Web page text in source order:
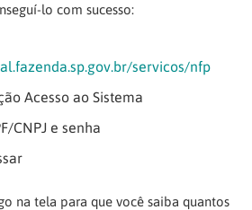
lo com sucesso:
servicos/nfp
Acesso ao Sistema
CNPJ e senha
na tela para que você saiba quantos